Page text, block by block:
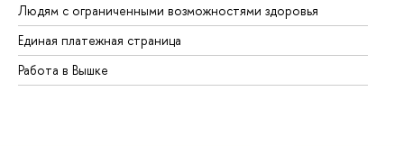
Людям с ограниченными возможностями здоровья
Единая платежная страница
Работа в Вышке